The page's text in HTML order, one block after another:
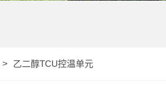
乙二醇TCU控温单元